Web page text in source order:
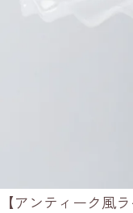
【アンティーク風